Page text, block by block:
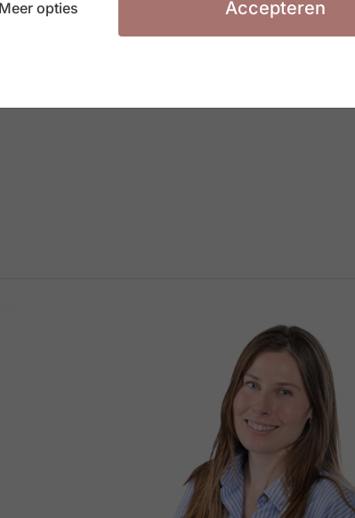
Meer opties Accepteren